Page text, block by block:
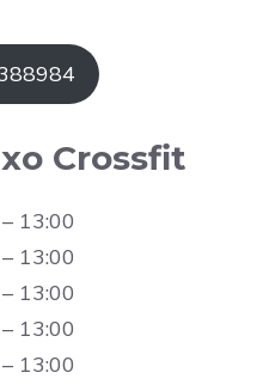
Crossfit
13:00
13:00
13:00
13:00
13:00